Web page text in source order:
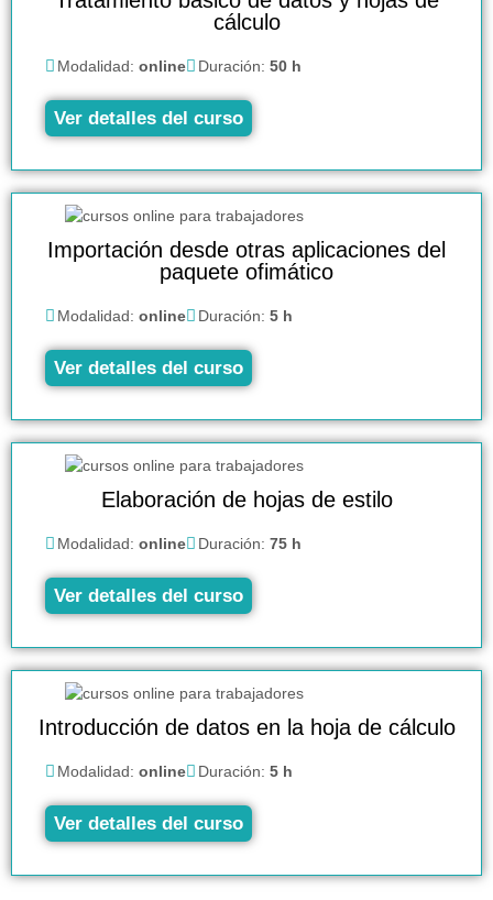
cálculo
Modalidad: online Duración: 50 h
Ver detalles del curso
Importación desde otras aplicaciones del
paquete ofimático
Modalidad: online Duración: 5 h
Ver detalles del curso
Elaboración de hojas de estilo
Modalidad: online Duración: 75 h
Ver detalles del curso
Introducción de datos en la hoja de cálculo
Modalidad: online Duración: 5 h
Ver detalles del curso